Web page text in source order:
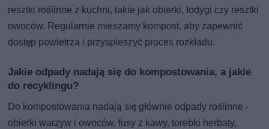
resztki roślinne z kuchni, takie jak obierki, łodygi czy resztki
owoców. Regularnie mieszamy kompost, aby zapewnić
dostęp powietrza i przyspieszyć proces rozkładu.
Jakie odpady nadają się do kompostowania, a jakie
do recyklingu?
Do kompostowania nadają się głównie odpady roślinne -
obierki warzyw i owoców, fusy z kawy, torebki herbaty,